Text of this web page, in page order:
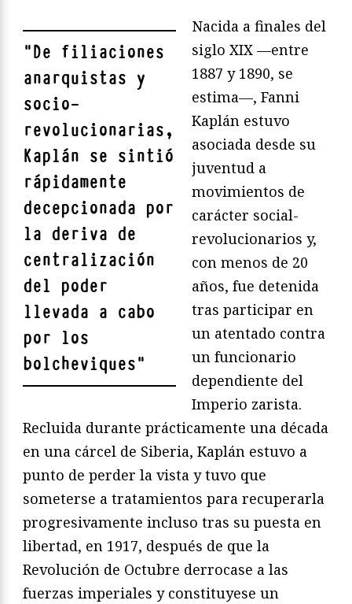
"De filiaciones
anarquistas y
socio-
revolucionarias,
Kaplán se sintió
rápidamente
decepcionada por
la deriva de
centralización
del poder
llevada a cabo
por los
bolcheviques"
Nacida a finales del
siglo XIX —entre
1887 y 1890, se
estima—, Fanni
Kaplán estuvo
asociada desde su
juventud a
movimientos de
carácter social-
revolucionarios y,
con menos de 20
años, fue detenida
tras participar en
un atentado contra
un funcionario
dependiente del
Imperio zarista.
Recluida durante prácticamente una década
en una cárcel de Siberia, Kaplán estuvo a
punto de perder la vista y tuvo que
someterse a tratamientos para recuperarla
progresivamente incluso tras su puesta en
libertad, en 1917, después de que la
Revolución de Octubre derrocase a las
fuerzas imperiales y constituyese un